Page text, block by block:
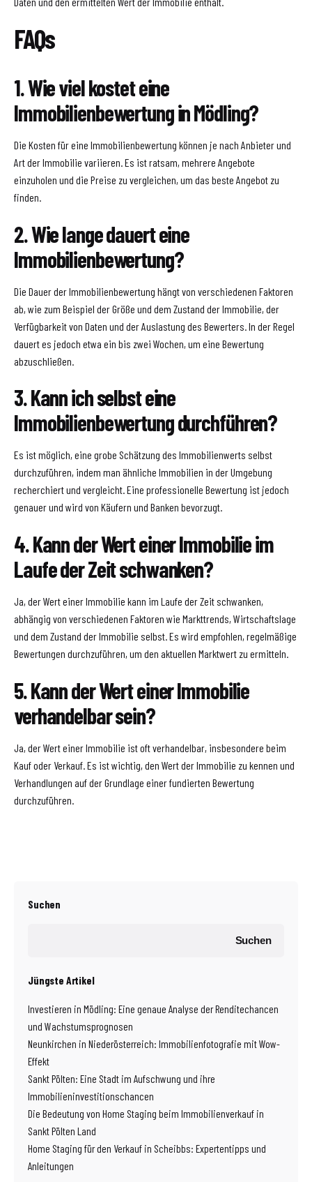
FAQs
1. Wie viel kostet eine
Immobilienbewertung in Mödling?
Die Kosten für eine Immobilienbewertung können je nach Anbieter und
Art der Immobilie variieren. Es ist ratsam, mehrere Angebote
einzuholen und die Preise zu vergleichen, um das beste Angebot zu
finden.
2. Wie lange dauert eine
Immobilienbewertung?
Die Dauer der Immobilienbewertung hängt von verschiedenen Faktoren
ab, wie zum Beispiel der Größe und dem Zustand der Immobilie, der
Verfügbarkeit von Daten und der Auslastung des Bewerters. In der Regel
dauert es jedoch etwa ein bis zwei Wochen, um eine Bewertung
abzuschließen.
3. Kann ich selbst eine
Immobilienbewertung durchführen?
Es ist möglich, eine grobe Schätzung des Immobilienwerts selbst
durchzuführen, indem man ähnliche Immobilien in der Umgebung
recherchiert und vergleicht. Eine professionelle Bewertung ist jedoch
genauer und wird von Käufern und Banken bevorzugt.
4. Kann der Wert einer Immobilie im
Laufe der Zeit schwanken?
Ja, der Wert einer Immobilie kann im Laufe der Zeit schwanken,
abhängig von verschiedenen Faktoren wie Markttrends, Wirtschaftslage
und dem Zustand der Immobilie selbst. Es wird empfohlen, regelmäßige
Bewertungen durchzuführen, um den aktuellen Marktwert zu ermitteln.
5. Kann der Wert einer Immobilie
verhandelbar sein?
Ja, der Wert einer Immobilie ist oft verhandelbar, insbesondere beim
Kauf oder Verkauf. Es ist wichtig, den Wert der Immobilie zu kennen und
Verhandlungen auf der Grundlage einer fundierten Bewertung
durchzuführen.
Suchen
Suchen
Jüngste Artikel
Investieren in Mödling: Eine genaue Analyse der Renditechancen
und Wachstumsprognosen
Neunkirchen in Niederösterreich: Immobilienfotografie mit Wow-
Effekt
Sankt Pölten: Eine Stadt im Aufschwung und ihre
Immobilieninvestitionschancen
Die Bedeutung von Home Staging beim Immobilienverkauf in
Sankt Pölten Land
Home Staging für den Verkauf in Scheibbs: Expertentipps und
Anleitungen